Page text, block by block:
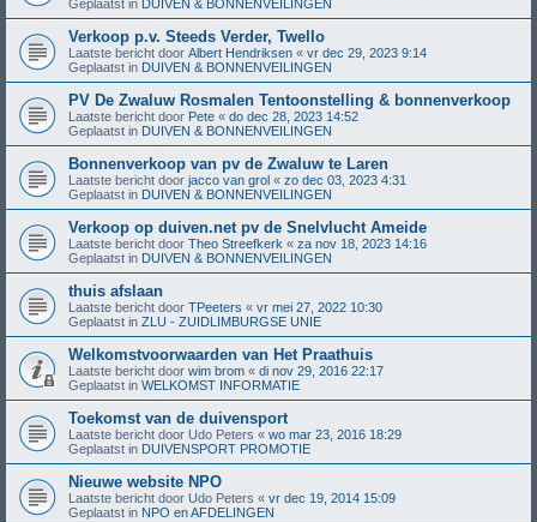
Geplaatst in DUIVEN & BONNENVEILINGEN
Verkoop p.v. Steeds Verder, Twello
Laatste bericht door Albert Hendriksen « vr dec 29, 2023 9:14
Geplaatst in DUIVEN & BONNENVEILINGEN
PV De Zwaluw Rosmalen Tentoonstelling & bonnenverkoop
Laatste bericht door Pete « do dec 28, 2023 14:52
Geplaatst in DUIVEN & BONNENVEILINGEN
Bonnenverkoop van pv de Zwaluw te Laren
Laatste bericht door jacco van grol « zo dec 03, 2023 4:31
Geplaatst in DUIVEN & BONNENVEILINGEN
Verkoop op duiven.net pv de Snelvlucht Ameide
Laatste bericht door Theo Streefkerk « za nov 18, 2023 14:16
Geplaatst in DUIVEN & BONNENVEILINGEN
thuis afslaan
Laatste bericht door TPeeters « vr mei 27, 2022 10:30
Geplaatst in ZLU - ZUIDLIMBURGSE UNIE
Welkomstvoorwaarden van Het Praathuis
Laatste bericht door wim brom « di nov 29, 2016 22:17
Geplaatst in WELKOMST INFORMATIE
Toekomst van de duivensport
Laatste bericht door Udo Peters « wo mar 23, 2016 18:29
Geplaatst in DUIVENSPORT PROMOTIE
Nieuwe website NPO
Laatste bericht door Udo Peters « vr dec 19, 2014 15:09
Geplaatst in NPO en AFDELINGEN